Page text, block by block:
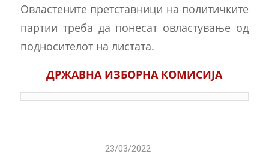
Овластените претставници на политичките
партии треба да понесат овластување од
подносителот на листата.
ДРЖАВНА ИЗБОРНА КОМИСИЈА
23/03/2022
/